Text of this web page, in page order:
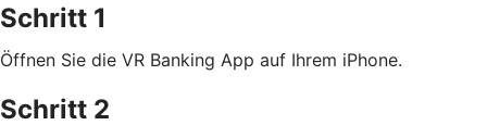
Schritt 1
Öffnen Sie die VR Banking App auf Ihrem iPhone.
Schritt 2